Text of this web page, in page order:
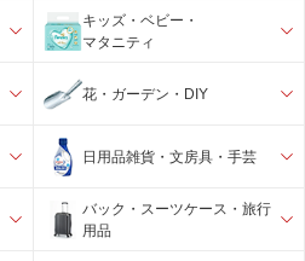
キッズ・ベビー・
マタニティ
花・ガーデン・DIY
日用品雑貨・文房具・手芸
バック・スーツケース・旅行
用品